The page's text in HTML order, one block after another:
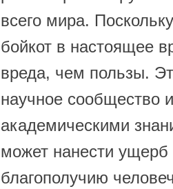
всего мира.
бойкот в настоящее
вреда, чем пользы.
научное сообщество
академическими
может нанести
благополучию